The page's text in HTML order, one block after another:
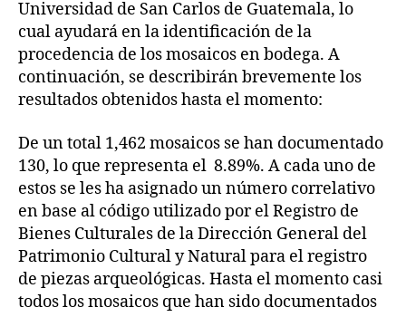
Universidad de San Carlos de Guatemala, lo
cual ayudará en la identificación de la
procedencia de los mosaicos en bodega. A
continuación, se describirán brevemente los
resultados obtenidos hasta el momento:
De un total 1,462 mosaicos se han documentado
130, lo que representa el 8.89%. A cada uno de
estos se les ha asignado un número correlativo
en base al código utilizado por el Registro de
Bienes Culturales de la Dirección General del
Patrimonio Cultural y Natural para el registro
de piezas arqueológicas. Hasta el momento casi
todos los mosaicos que han sido documentados